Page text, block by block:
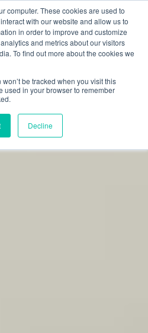
computer. These cookies are used to
with our website and allow us to
in order to improve and customize
and metrics about our visitors
To find out more about the cookies we
be tracked when you visit this
used in your browser to remember
Decline
FAQ RIVENDITORI